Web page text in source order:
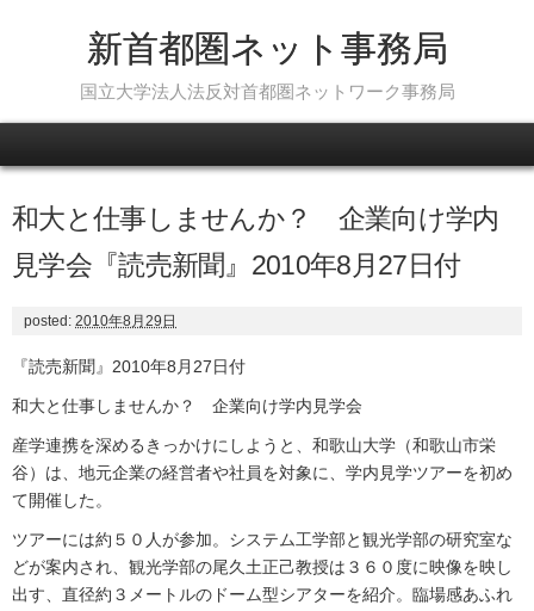
新首都圏ネット事務局
国立大学法人法反対首都圏ネットワーク事務局
和大と仕事しませんか？ 企業向け学内
見学会『読売新聞』2010年8月27日付
posted: 2010年8月29日
『読売新聞』2010年8月27日付
和大と仕事しませんか？ 企業向け学内見学会
産学連携を深めるきっかけにしようと、和歌山大学（和歌山市栄
谷）は、地元企業の経営者や社員を対象に、学内見学ツアーを初め
て開催した。
ツアーには約５０人が参加。システム工学部と観光学部の研究室な
どが案内され、観光学部の尾久土正己教授は３６０度に映像を映し
出す、直径約３メートルのドーム型シアターを紹介。臨場感あふれ